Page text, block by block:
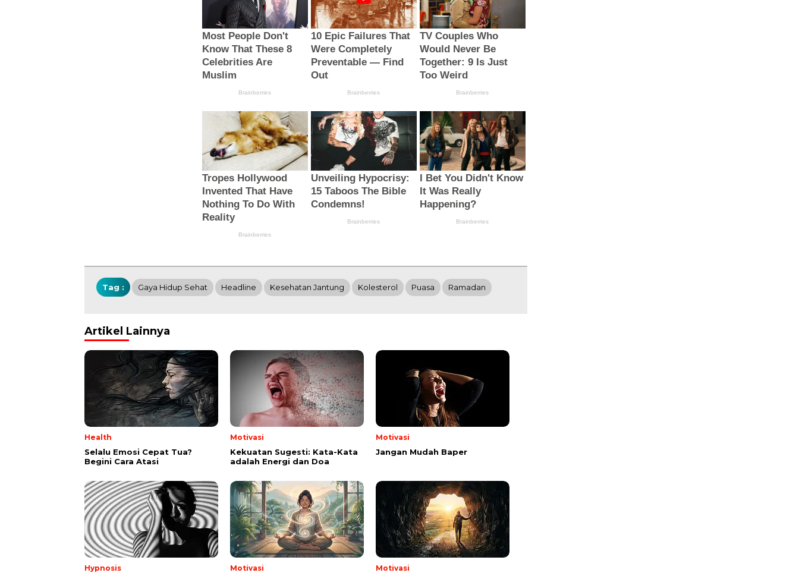
Tag : Gaya Hidup Sehat Headline Kesehatan Jantung Kolesterol Puasa Ramadan
Artikel Lainnya
Health
Selalu Emosi Cepat Tua?
Begini Cara Atasi
Motivasi
Kekuatan Sugesti: Kata-Kata
adalah Energi dan Doa
Motivasi
Jangan Mudah Baper
Hypnosis Motivasi Motivasi